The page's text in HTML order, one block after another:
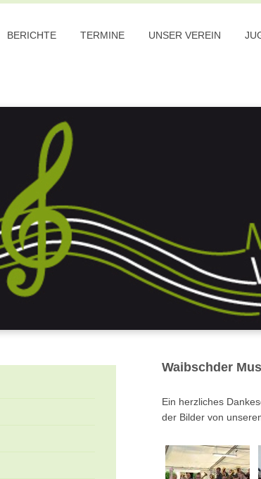
BERICHTE TERMINE UNSER VEREIN
Waibschder
Ein herzliches
der Bilder von